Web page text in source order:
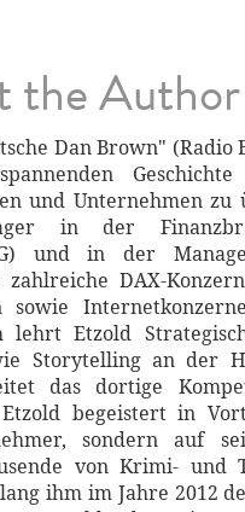
the Author
Dan Brown" (Radio
und Unternehmen zu
in der
und in der
DAX-
sowie
lehrt Etzold
Storytelling an der
das dortige
begeistert in
sondern auf
von Krimi- und
ihm im Jahre 2012